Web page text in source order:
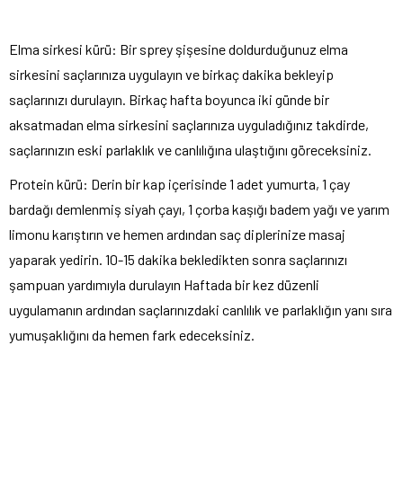
Elma sirkesi kürü: Bir sprey şişesine doldurduğunuz elma
sirkesini saçlarınıza uygulayın ve birkaç dakika bekleyip
saçlarınızı durulayın. Birkaç hafta boyunca iki günde bir
aksatmadan elma sirkesini saçlarınıza uyguladığınız takdirde,
saçlarınızın eski parlaklık ve canlılığına ulaştığını göreceksiniz.
Protein kürü: Derin bir kap içerisinde 1 adet yumurta, 1 çay
bardağı demlenmiş siyah çayı, 1 çorba kaşığı badem yağı ve yarım
limonu karıştırın ve hemen ardından saç diplerinize masaj
yaparak yedirin. 10-15 dakika bekledikten sonra saçlarınızı
şampuan yardımıyla durulayın Haftada bir kez düzenli
uygulamanın ardından saçlarınızdaki canlılık ve parlaklığın yanı sıra
yumuşaklığını da hemen fark edeceksiniz.